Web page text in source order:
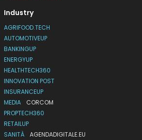
Industry
AGRIFOOD.TECH
AUTOMOTIVEUP
BANKINGUP
ENERGYUP
HEALTHTECH360
INNOVATION POST
INSURANCEUP
MEDIA
CORCOM
PROPTECH360
RETAILUP
SANITÀ
AGENDADIGITALE.EU